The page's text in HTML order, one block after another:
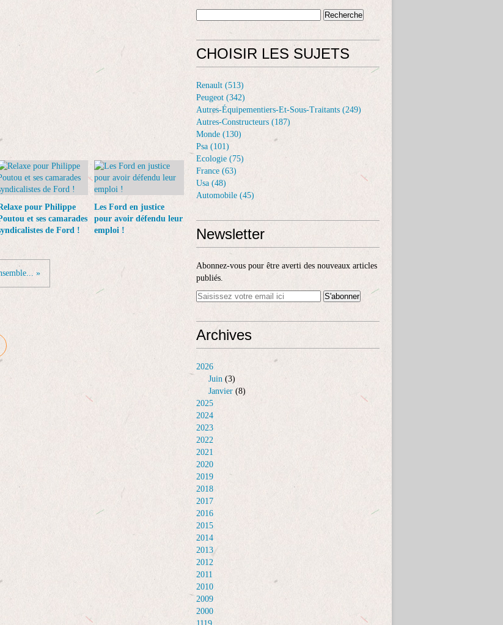
pour Philippe
et ses camarades
de Ford !
Les Ford en justice
pour avoir défendu leur
emploi !
»
CHOISIR LES SUJETS
Renault (513)
Peugeot (342)
Autres-Équipementiers-Et-Sous-Traitants (249)
Autres-Constructeurs (187)
Monde (130)
Psa (101)
Ecologie (75)
France (63)
Usa (48)
Automobile (45)
Newsletter
Abonnez-vous pour être averti des nouveaux articles
publiés.
Archives
2026
Juin (3)
Janvier (8)
2025
2024
2023
2022
2021
2020
2019
2018
2017
2016
2015
2014
2013
2012
2011
2010
2009
2000